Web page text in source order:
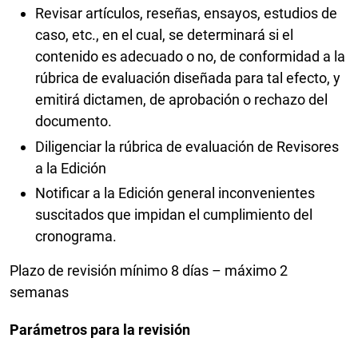
Revisar artículos, reseñas, ensayos, estudios de
caso, etc., en el cual, se determinará si el
contenido es adecuado o no, de conformidad a la
rúbrica de evaluación diseñada para tal efecto, y
emitirá dictamen, de aprobación o rechazo del
documento.
Diligenciar la rúbrica de evaluación de Revisores
a la Edición
Notificar a la Edición general inconvenientes
suscitados que impidan el cumplimiento del
cronograma.
Plazo de revisión mínimo 8 días – máximo 2
semanas
Parámetros para la revisión